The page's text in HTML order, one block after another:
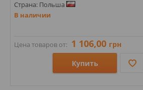
Страна: Польша
В наличии
Цена товаров от: 1 106,00 грн
Купить